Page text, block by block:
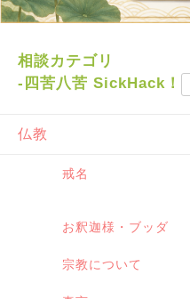
相談カテゴリ
-四苦八苦 SickHack！
仏教
戒名
お釈迦様・ブッダ
宗教について